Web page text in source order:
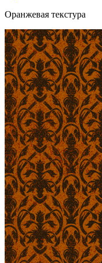
Оранжевая текстура